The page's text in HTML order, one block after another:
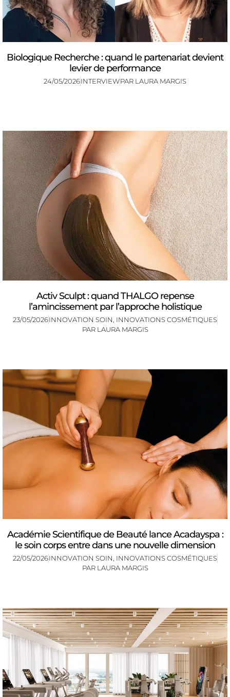
Biologique Recherche : quand le partenariat devient
levier de performance
24/05/2026INTERVIEWPAR LAURA MARGIS
Activ Sculpt : quand THALGO repense
l’amincissement par l’approche holistique
23/05/2026INNOVATION SOIN INNOVATIONS COSMÉTIQUES
PAR LAURA MARGIS
Académie Scientifique de Beauté lance Acadayspa :
le soin corps entre dans une nouvelle dimension
22/05/2026INNOVATION SOIN INNOVATIONS COSMÉTIQUES
PAR LAURA MARGIS